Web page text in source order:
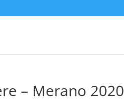
– Merano 2020